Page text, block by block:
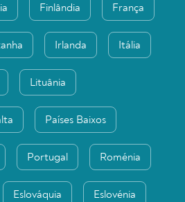
Finlândia França
Irlanda Itália
Lituânia
Países Baixos
Portugal Roménia
Eslováquia Eslovénia